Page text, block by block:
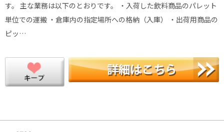
す。 主な業務は以下のとおりです。 ・入荷した飲料商品のパレット
単位での運搬 ・倉庫内の指定場所への格納（入庫） ・出荷用商品の
ピッ…